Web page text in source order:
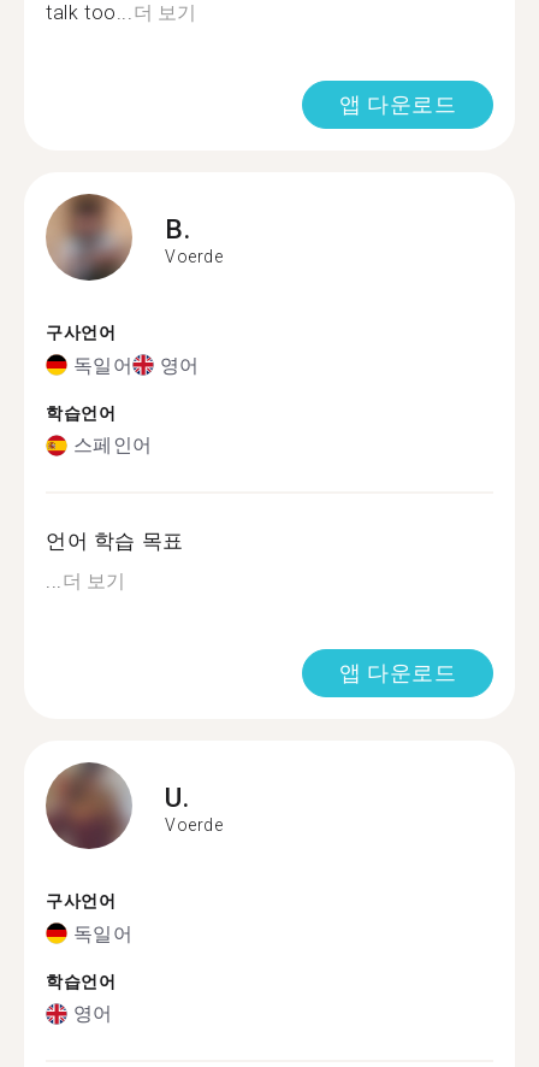
talk too...더 보기
앱 다운로드
B.
Voerde
구사언어
독일어 영어
학습언어
스페인어
언어 학습 목표
...더 보기
앱 다운로드
U.
Voerde
구사언어
독일어
학습언어
영어